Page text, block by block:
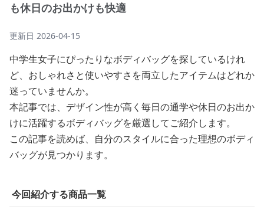
も休日のお出かけも快適
更新日 2026-04-15
中学生女子にぴったりなボディバッグを探しているけれ
ど、おしゃれさと使いやすさを両立したアイテムはどれか
迷っていませんか。
本記事では、デザイン性が高く毎日の通学や休日のお出か
けに活躍するボディバッグを厳選してご紹介します。
この記事を読めば、自分のスタイルに合った理想のボディ
バッグが見つかります。
今回紹介する商品一覧